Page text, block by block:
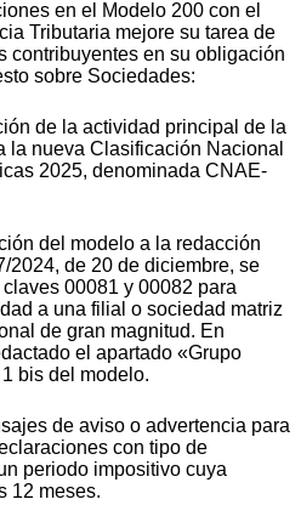
en el Modelo 200 con el
Tributaria mejore su tarea de
contribuyentes en su obligación
sobre Sociedades:
de la actividad principal de la
la nueva Clasificación Nacional
2025, denominada CNAE-
del modelo a la redacción
2024, de 20 de diciembre, se
00081 y 00082 para
a una filial o sociedad matriz
de gran magnitud. En
el apartado «Grupo
bis del modelo.
de aviso o advertencia para
con tipo de
periodo impositivo cuya
12 meses.